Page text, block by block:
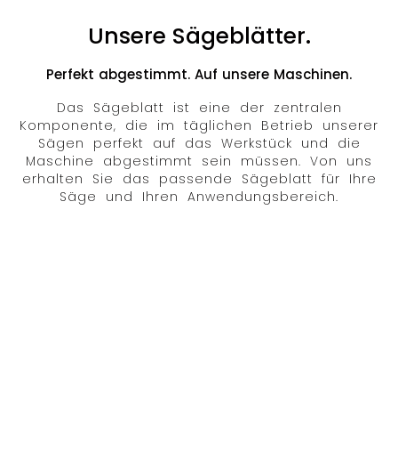
Unsere Sägeblätter.
Perfekt abgestimmt. Auf unsere Maschinen.
Das Sägeblatt ist eine der zentralen
Komponente, die im täglichen Betrieb unserer
Sägen perfekt auf das Werkstück und die
Maschine abgestimmt sein müssen. Von uns
erhalten Sie das passende Sägeblatt für Ihre
Säge und Ihren Anwendungsbereich.